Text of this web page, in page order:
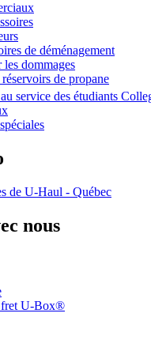
de déménagement
dommages
de propane
service des étudiants
de U-Haul - Québec
nous
fret U-Box®